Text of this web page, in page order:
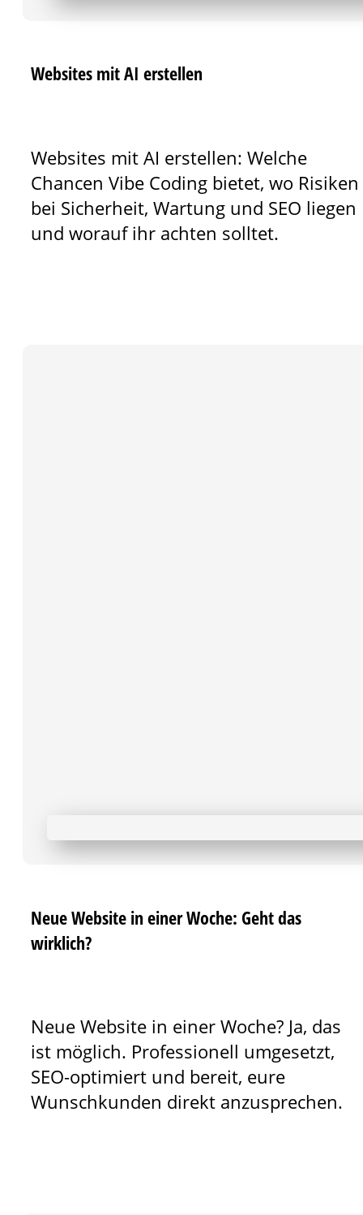
Websites mit AI erstellen
Websites mit AI erstellen: Welche
Chancen Vibe Coding bietet, wo Risiken
bei Sicherheit, Wartung und SEO liegen
und worauf ihr achten solltet.
Neue Website in einer Woche: Geht das
wirklich?
Neue Website in einer Woche? Ja, das
ist möglich. Professionell umgesetzt,
SEO-optimiert und bereit, eure
Wunschkunden direkt anzusprechen.